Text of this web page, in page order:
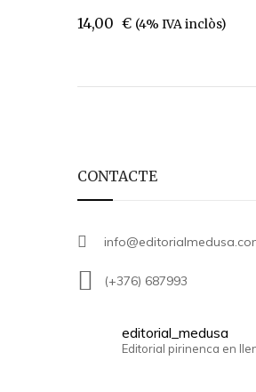
14,00 € (4% IVA inclòs)
CONTACTE
(+376) 687993
editorial_medusa
Editorial pirinenca en